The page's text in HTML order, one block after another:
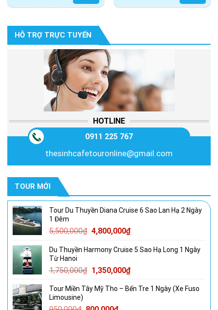
HỖ TRỢ TRỰC TUYẾN
HOTLINE
0911 225 767
thesinhcafetouronline@gmail.com
TOUR MỚI
Tour Du Thuyền Diana Cruise 6 Sao Lan Hạ 2 Ngày
1 Đêm
5,500,000₫ Giá
là:
4,800,000₫Giá
tại
4,800,000₫.
Du Thuyền Harmony Cruise 5 Sao Hạ Long 1 Ngày
Từ Hanoi
1,750,000₫ Giá
là:
1,350,000₫Giá
tại
Tour Miền Tây Mỹ Tho – Bến Tre 1 Ngày (Xe Fuso
Limousine)
gốc
9,250,000₫.
hiện
là:
8,990,000₫.